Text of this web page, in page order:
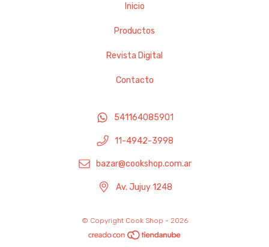
Inicio
Productos
Revista Digital
Contacto
541164085901
11-4942-3998
bazar@cookshop.com.ar
Av. Jujuy 1248
© Copyright Cook Shop - 2026